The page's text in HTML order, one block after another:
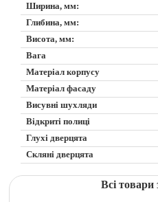
Ширина, мм:
Глибина, мм:
Висота, мм:
Вага
Матеріал корпусу
Матеріал фасаду
Висувні шухляди
Відкриті полиці
Глухі дверцята
Скляні дверцята
Всі товари